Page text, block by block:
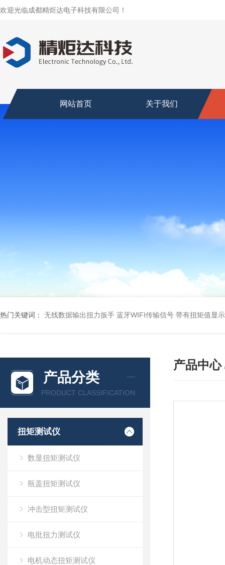
欢迎光临成都精炬达电子科技有限公司！
网站首页 关于我们
热门关键词： 无线数据输出扭力扳手 蓝牙WIFI传输信号 带有扭矩值显
产品分类
PRODUCT CLASSIFICATION
扭矩测试仪
数显扭矩测试仪
瓶盖扭矩测试仪
冲击型扭矩测试仪
电批扭力测试仪
电机动态扭矩测试仪
产品中心